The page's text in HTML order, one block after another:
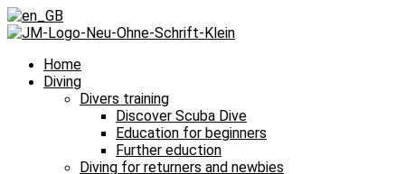
Home
Diving
Divers training
Discover Scuba Dive
Education for beginners
Further eduction
Diving for returners and newbies